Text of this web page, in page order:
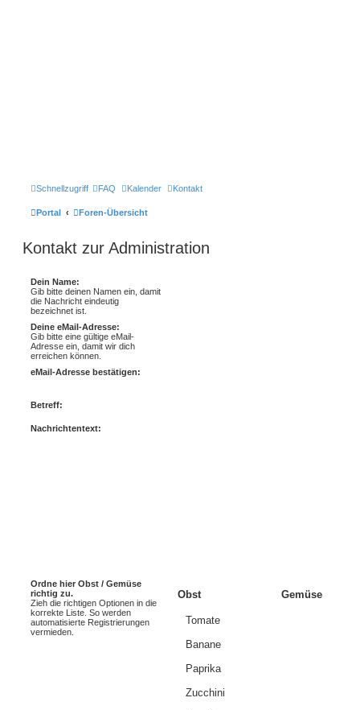
Schnellzugriff FAQ Kalender Kontakt
Portal Foren-Übersicht
Kontakt zur Administration
Dein Name:
Gib bitte deinen Namen ein, damit
die Nachricht eindeutig
bezeichnet ist.
Deine eMail-Adresse:
Gib bitte eine gültige eMail-
Adresse ein, damit wir dich
erreichen können.
eMail-Adresse bestätigen:
Betreff:
Nachrichtentext:
Ordne hier Obst / Gemüse
richtig zu.
Zieh die richtigen Optionen in die
korrekte Liste. So werden
automatisierte Registrierungen
vermieden.
Obst
Tomate
Banane
Paprika
Zucchini
Gemüse